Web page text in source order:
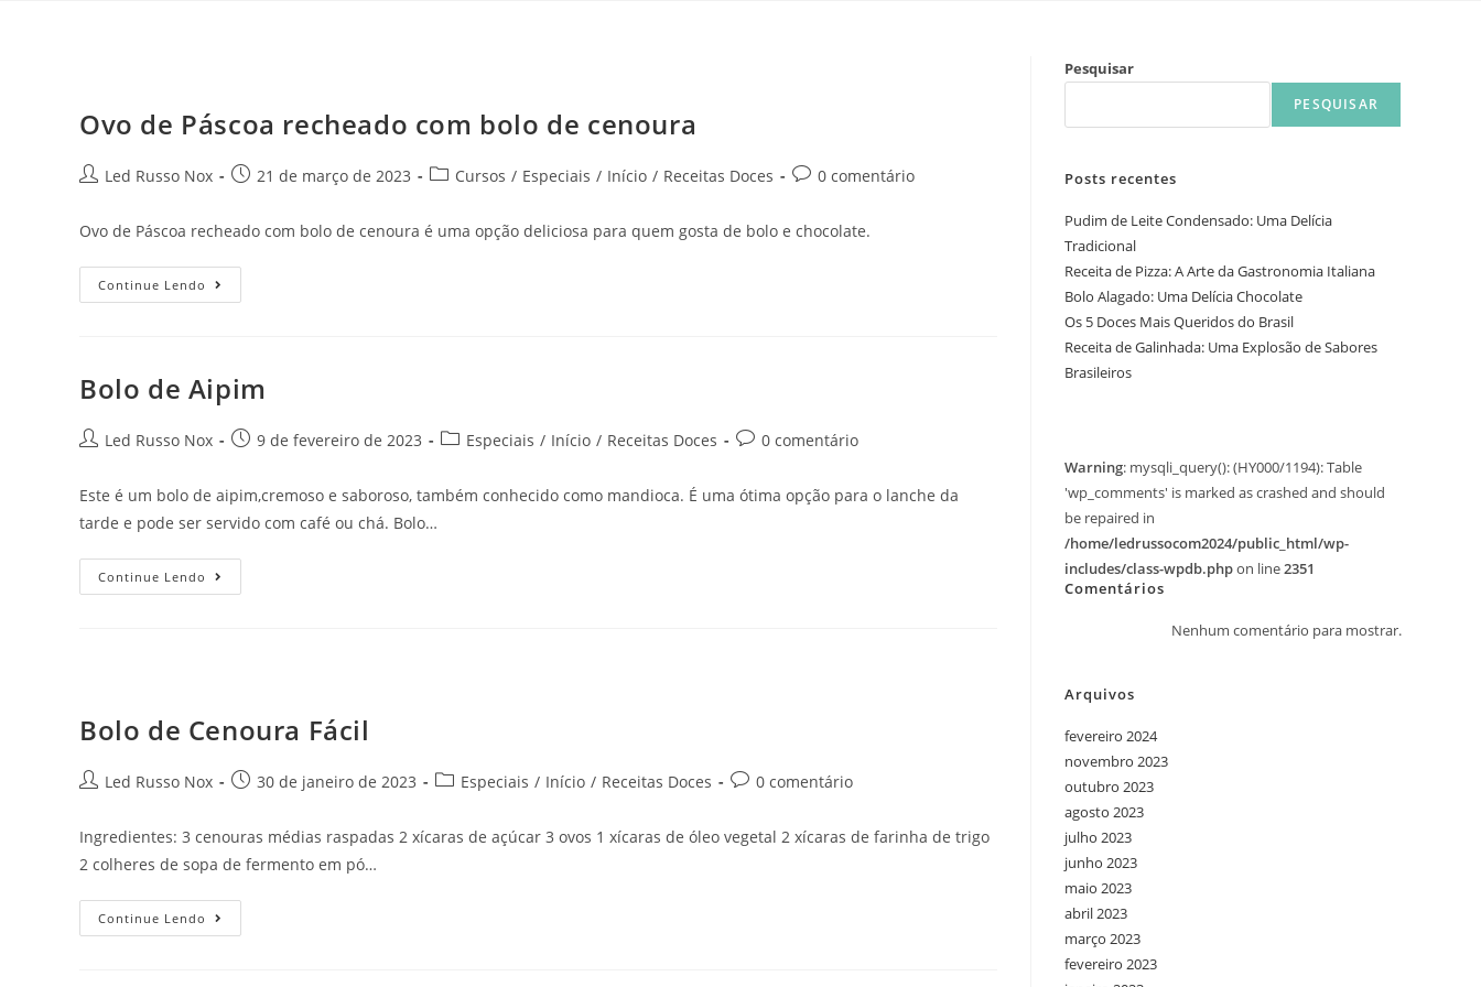
Ovo de Páscoa recheado com bolo de cenoura
Led Russo Nox 21 de março de 2023 Cursos / Especiais / Início / Receitas Doces 0 comentário
Ovo de Páscoa recheado com bolo de cenoura é uma opção deliciosa para quem gosta de bolo e chocolate.
Continue Lendo
Bolo de Aipim
Led Russo Nox 9 de fevereiro de 2023 Especiais / Início / Receitas Doces 0 comentário
Este é um bolo de aipim,cremoso e saboroso, também conhecido como mandioca. É uma ótima opção para o lanche da
tarde e pode ser servido com café ou chá. Bolo…
Continue Lendo
Bolo de Cenoura Fácil
Led Russo Nox 30 de janeiro de 2023 Especiais / Início / Receitas Doces 0 comentário
Ingredientes: 3 cenouras médias raspadas 2 xícaras de açúcar 3 ovos 1 xícaras de óleo vegetal 2 xícaras de farinha de trigo
2 colheres de sopa de fermento em pó…
Continue Lendo
Pesquisar
PESQUISAR
Posts recentes
Pudim de Leite Condensado: Uma Delícia
Tradicional
Receita de Pizza: A Arte da Gastronomia Italiana
Bolo Alagado: Uma Delícia Chocolate
Os 5 Doces Mais Queridos do Brasil
Receita de Galinhada: Uma Explosão de Sabores
Brasileiros
Warning: mysqli_query(): (HY000/1194): Table
'wp_comments' is marked as crashed and should
be repaired in
/home/ledrussocom2024/public_html/wp-
includes/class-wpdb.phpon line2351
Comentários
Nenhum comentário para mostrar.
Arquivos
fevereiro 2024
novembro 2023
outubro 2023
agosto 2023
julho 2023
junho 2023
maio 2023
abril 2023
março 2023
fevereiro 2023